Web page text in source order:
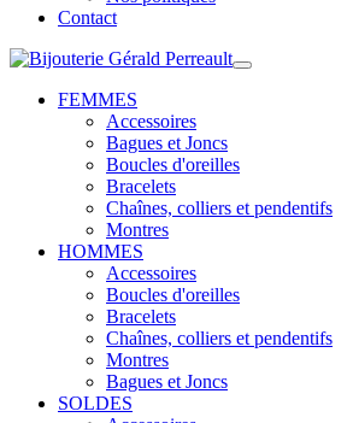
Contact
FEMMES
Accessoires
Bagues et Joncs
Boucles d'oreilles
Bracelets
Chaînes, colliers et pendentifs
Montres
HOMMES
Accessoires
Boucles d'oreilles
Bracelets
Chaînes, colliers et pendentifs
Montres
Bagues et Joncs
SOLDES